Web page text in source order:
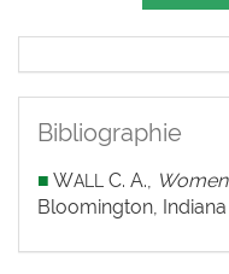
Bibliographie
■ WALL C. A.,
Bloomington,